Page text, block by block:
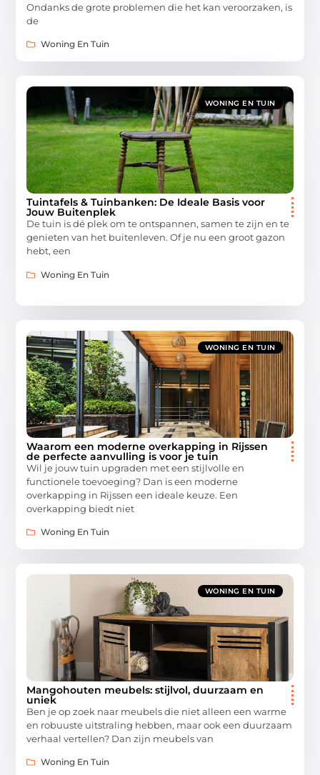
Ondanks de grote problemen die het kan veroorzaken, is
de
Woning En Tuin
WONING EN TUIN
Tuintafels & Tuinbanken: De Ideale Basis voor
Jouw Buitenplek
De tuin is dé plek om te ontspannen, samen te zijn en te
genieten van het buitenleven. Of je nu een groot gazon
hebt, een
Woning En Tuin
WONING EN TUIN
Waarom een moderne overkapping in Rijssen
de perfecte aanvulling is voor je tuin
Wil je jouw tuin upgraden met een stijlvolle en
functionele toevoeging? Dan is een moderne
overkapping in Rijssen een ideale keuze. Een
overkapping biedt niet
Woning En Tuin
WONING EN TUIN
Mangohouten meubels: stijlvol, duurzaam en
uniek
Ben je op zoek naar meubels die niet alleen een warme
en robuuste uitstraling hebben, maar ook een duurzaam
verhaal vertellen? Dan zijn meubels van
Woning En Tuin